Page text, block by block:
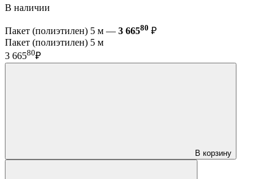
В наличии
Пакет (полиэтилен) 5 м — 3 66580 ₽
Пакет (полиэтилен) 5 м
3 66580₽
В корзину